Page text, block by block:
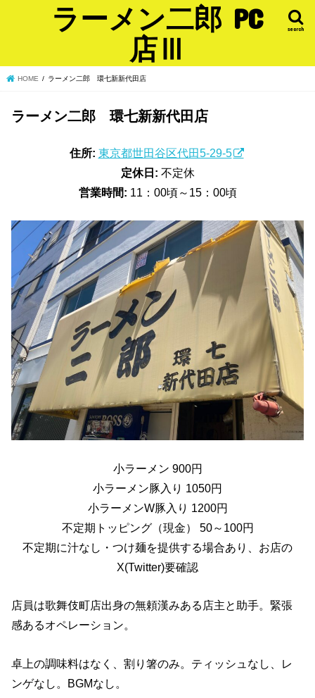
ラーメン二郎 PC
店Ⅲ
search
HOME ラーメン二郎 環七新新代田店
ラーメン二郎 環七新新代田店
住所: 東京都世田谷区代田5-29-5
定休日: 不定休
営業時間: 11：00頃～15：00頃
小ラーメン 900円
小ラーメン豚入り 1050円
小ラーメンW豚入り 1200円
不定期トッピング（現金） 50～100円
不定期に汁なし・つけ麺を提供する場合あり、お店の
X(Twitter)要確認
店員は歌舞伎町店出身の無頼漢みある店主と助手。緊張
感あるオペレーション。
卓上の調味料はなく、割り箸のみ。ティッシュなし、レ
ンゲなし。BGMなし。